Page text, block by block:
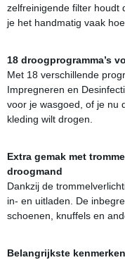
zelfreinigende filter houdt
je het handmatig vaak
18 droogprogramma’s
Met 18 verschillende
Impregneren en
voor je wasgoed, of je nu
kleding wilt drogen.
Extra gemak met
droogmand
Dankzij de
in- en uitladen. De
schoenen, knuffels en
Belangrijkste kenmerken